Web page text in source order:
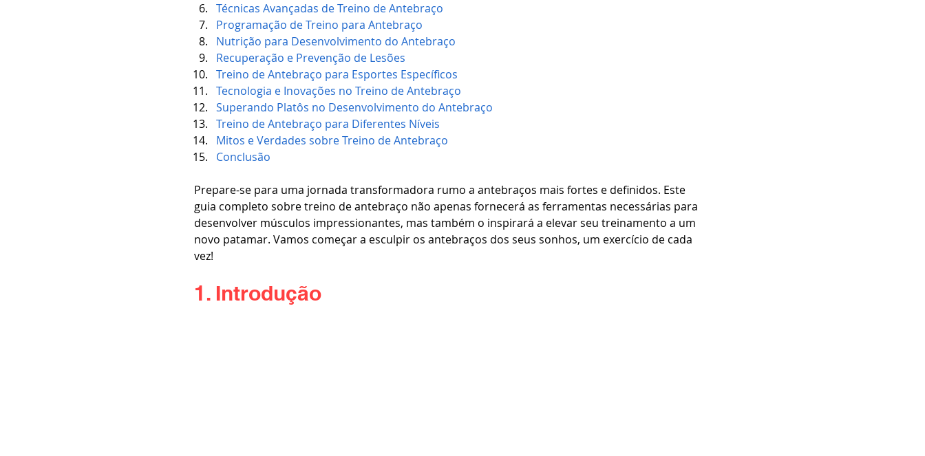
Técnicas Avançadas de Treino de Antebraço
Programação de Treino para Antebraço
Nutrição para Desenvolvimento do Antebraço
Recuperação e Prevenção de Lesões
Treino de Antebraço para Esportes Específicos
Tecnologia e Inovações no Treino de Antebraço
Superando Platôs no Desenvolvimento do Antebraço
Treino de Antebraço para Diferentes Níveis
Mitos e Verdades sobre Treino de Antebraço
Conclusão
Prepare-se para uma jornada transformadora rumo a antebraços mais fortes e definidos. Este
guia completo sobre treino de antebraço não apenas fornecerá as ferramentas necessárias para
desenvolver músculos impressionantes, mas também o inspirará a elevar seu treinamento a um
novo patamar. Vamos começar a esculpir os antebraços dos seus sonhos, um exercício de cada
vez!
1. Introdução